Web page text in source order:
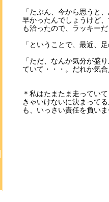
「たぶん、今から思うと
早かったんでしょうけど
も治ったので、ラッキー
「ということで、最近、
「ただ、なんか気分が盛
ていて・・・。だれか気
＊私はたまたま走ってい
きゃいけないに決まって
も、いっさい責任を負い